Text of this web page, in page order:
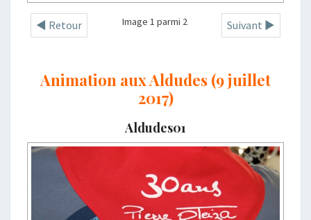
◄ Retour Suivant ►
Image 1 parmi 2
Animation aux Aldudes (9 juillet
2017)
Aldudes01